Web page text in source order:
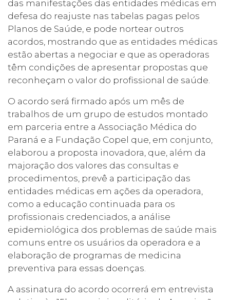
das manifestações das entidades médicas em
defesa do reajuste nas tabelas pagas pelos
Planos de Saúde, e pode nortear outros
acordos, mostrando que as entidades médicas
estão abertas a negociar e que as operadoras
têm condições de apresentar propostas que
reconheçam o valor do profissional de saúde.
O acordo será firmado após um mês de
trabalhos de um grupo de estudos montado
em parceria entre a Associação Médica do
Paraná e a Fundação Copel que, em conjunto,
elaborou a proposta inovadora, que, além da
majoração dos valores das consultas e
procedimentos, prevê a participação das
entidades médicas em ações da operadora,
como a educação continuada para os
profissionais credenciados, a análise
epidemiológica dos problemas de saúde mais
comuns entre os usuários da operadora e a
elaboração de programas de medicina
preventiva para essas doenças.
A assinatura do acordo ocorrerá em entrevista